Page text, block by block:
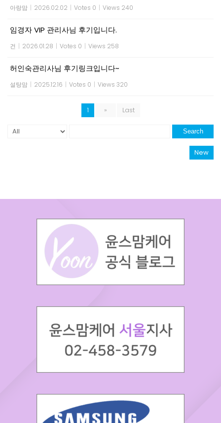
아랑맘 | 2026.02.02 | Votes 0 | Views 240
임경자 VIP 관리사님 후기입니다.
건 | 2026.01.28 | Votes 0 | Views 258
허인숙관리사님 후기링크입니다~
설탕맘 | 2025.12.16 | Votes 0 | Views 320
1 » Last
Search
New